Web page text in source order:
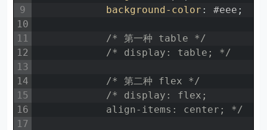
9
10
11
12
13
14
15
16
17
background-color : #eee ;
/* 第一种 table */
/* display: table; */
/* 第二种 flex */
/* display: flex;
align-items: center; */